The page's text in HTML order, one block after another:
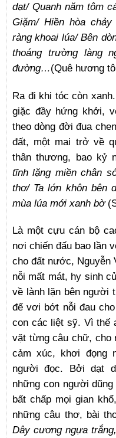
dạt/ Quanh năm tôm
Giặm/ Hiền hòa
ràng khoai lúa/ Bên
thoáng trường làng
đường…(Quê hương
Ra đi khi tóc còn
giặc đầy hứng khởi,
theo dòng đời đua
đất, một mai trở về
thân thương, bao kỷ
tĩnh lặng miền chân
thơ/ Ta lớn khôn bên
mùa lúa mới xanh bờ
Là một cựu cán bộ
nơi chiến đấu bao lần
cho đất nước, Nguyễn
nỗi mất mát, hy sinh
về lành lặn bên người
để vơi bớt nỗi đau
con các liệt sỹ. Vì thế
vặt từng câu chữ, cho
cảm xúc, khơi đọng
người đọc. Bởi dạt
những con người
bất chấp mọi gian
những câu thơ, bài
Dây cương ngựa